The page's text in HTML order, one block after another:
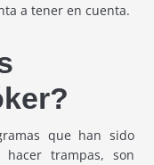
a tener en cuenta.
que han sido
trampas, son